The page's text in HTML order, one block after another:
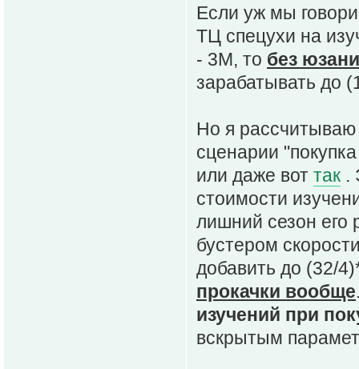
Если уж мы
ТЦ спецухи на
- 3М, то без
зарабатывать до
Но я рассчитываю
сценарии
или даже вот так .
стоимости
лишний сезон его
бустером
добавить до (32/
прокачки вообще
изучений при
вскрытым